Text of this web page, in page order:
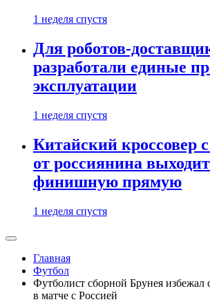
1 неделя спустя
Для роботов-
разработали единые
эксплуатации
1 неделя спустя
Китайский кроссовер
от россиянина
финишную прямую
1 неделя спустя
Главная
Футбол
Футболист сборной Брунея избежал
в матче с Россией